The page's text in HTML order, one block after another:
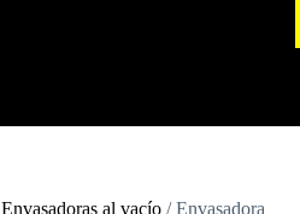
Envasadoras al vacío/ Envasadora